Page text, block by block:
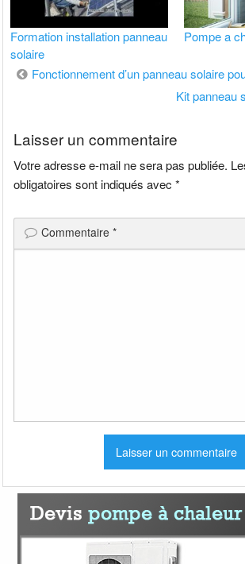
Formation installation panneau
solaire
Pompe a
Navigation
Fonctionnement d’un panneau solaire
Kit panneau
Laisser un commentaire
Votre adresse e-mail ne sera pas publiée.
obligatoires sont indiqués avec*
Commentaire*